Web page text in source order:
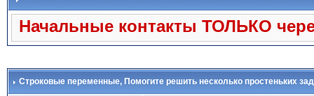
Начальные контакты ТОЛЬКО
Строковые переменные, Помогите решить несколько простеньких